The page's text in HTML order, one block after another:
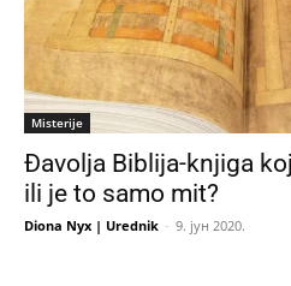
Misterije
Đavolja Biblija-knjiga
ili je to samo mit?
Diona Nyx | Urednik - 9. јун 2020.